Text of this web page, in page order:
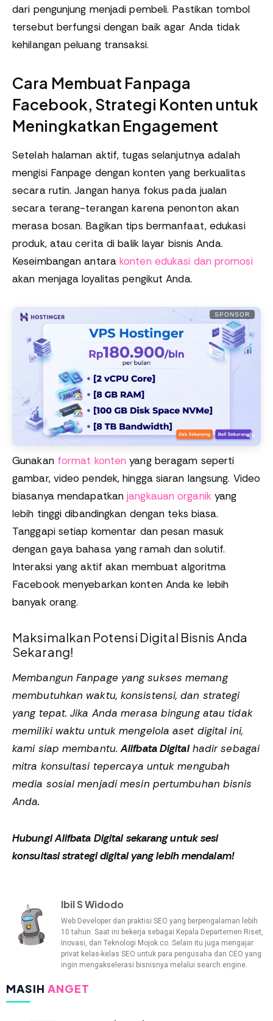
dari pengunjung menjadi pembeli. Pastikan tombol
tersebut berfungsi dengan baik agar Anda tidak
kehilangan peluang transaksi.
Cara Membuat Fanpaga
Facebook, Strategi Konten untuk
Meningkatkan Engagement
Setelah halaman aktif, tugas selanjutnya adalah
mengisi Fanpage dengan konten yang berkualitas
secara rutin. Jangan hanya fokus pada jualan
secara terang-terangan karena penonton akan
merasa bosan. Bagikan tips bermanfaat, edukasi
produk, atau cerita di balik layar bisnis Anda.
Keseimbangan antarakonten edukasi dan promosi
akan menjaga loyalitas pengikut Anda.
SPONSOR
Gunakan format konten yang beragam seperti
gambar, video pendek, hingga siaran langsung. Video
biasanya mendapatkanjangkauan organikyang
lebih tinggi dibandingkan dengan teks biasa.
Tanggapi setiap komentar dan pesan masuk
dengan gaya bahasa yang ramah dan solutif.
Interaksi yang aktif akan membuat algoritma
Facebook menyebarkan konten Anda ke lebih
banyak orang.
Maksimalkan Potensi Digital Bisnis Anda
Sekarang!
Membangun Fanpage yang sukses memang
membutuhkan waktu, konsistensi, dan strategi
yang tepat. Jika Anda merasa bingung atau tidak
memiliki waktu untuk mengelola aset digital ini,
kami siap membantu.Alifbata Digitalhadir sebagai
mitra konsultasi tepercaya untuk mengubah
media sosial menjadi mesin pertumbuhan bisnis
Anda.
Hubungi Alifbata Digital sekarang untuk sesi
konsultasi strategi digital yang lebih mendalam!
Ibil S Widodo
Web Developer dan praktisi SEO yang berpengalaman lebih
10 tahun. Saat ini bekerja sebagai Kepala Departemen Riset,
Inovasi, dan Teknologi Mojok.co. Selain itu juga mengajar
privat kelas-kelas SEO untuk para pengusaha dan CEO yang
ingin mengakselerasi bisnisnya melalui search engine.
MASIH ANGET